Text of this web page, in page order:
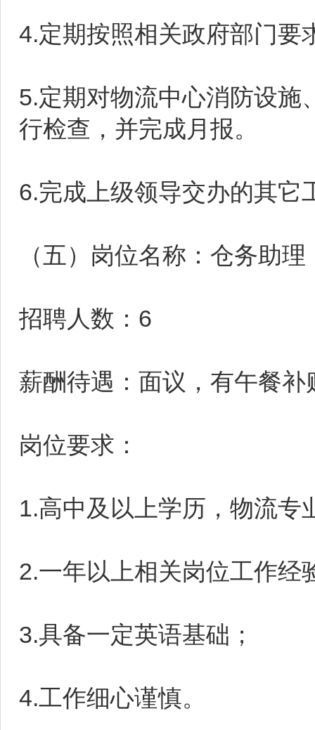
4.定期按照相关政府部门要
5.定期对物流中心消防设施
行检查，并完成月报。
6.完成上级领导交办的其它
（五）岗位名称：仓务助
招聘人数：6
薪酬待遇：面议，有午餐补
岗位要求：
1.高中及以上学历，物流专
2.一年以上相关岗位工作经
3.具备一定英语基础；
4.工作细心谨慎。